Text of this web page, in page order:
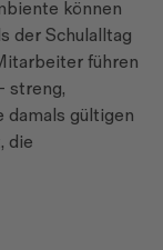
können
der Schulalltag
führen
streng,
damals gültigen
die